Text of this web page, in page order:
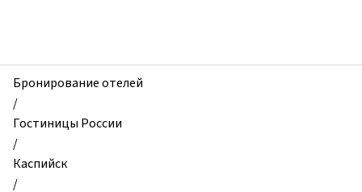
и
квартиры,
Квартира
"Sun
City
4",
Бронирование отелей
/
Гостиницы России
/
Каспийск
/